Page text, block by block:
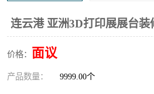
连云港 亚洲3D打印展展台装
价格： 面议
产品数量： 9999.00个